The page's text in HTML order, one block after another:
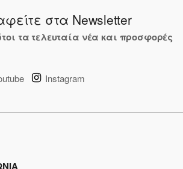
στα Newsletter
τα τελευταία νέα και προσφορές
Instagram